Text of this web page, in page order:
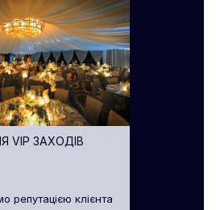
VIP ЗАХОДІВ
репутацією клієнта